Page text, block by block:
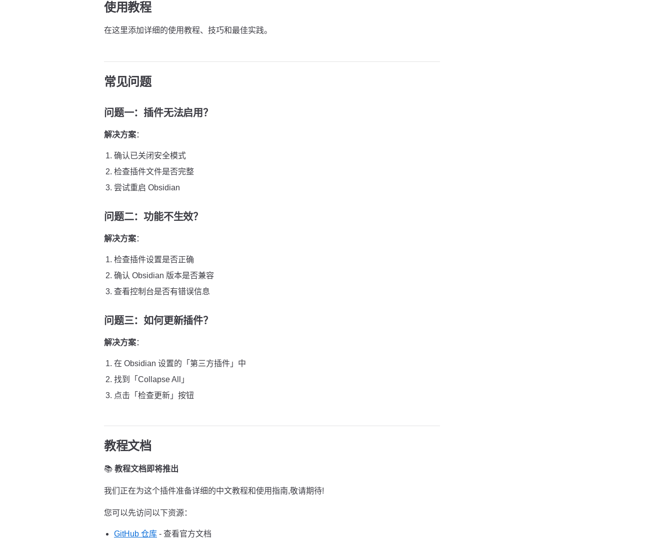
使用教程
在这里添加详细的使用教程、技巧和最佳实践。
常见问题
问题一：插件无法启用？
解决方案：
确认已关闭安全模式
检查插件文件是否完整
尝试重启 Obsidian
问题二：功能不生效？
解决方案：
检查插件设置是否正确
确认 Obsidian 版本是否兼容
查看控制台是否有错误信息
问题三：如何更新插件？
解决方案：
在 Obsidian 设置的「第三方插件」中
找到「Collapse All」
点击「检查更新」按钮
教程文档
📚 教程文档即将推出
我们正在为这个插件准备详细的中文教程和使用指南,敬请期待!
您可以先访问以下资源：
GitHub 仓库 - 查看官方文档